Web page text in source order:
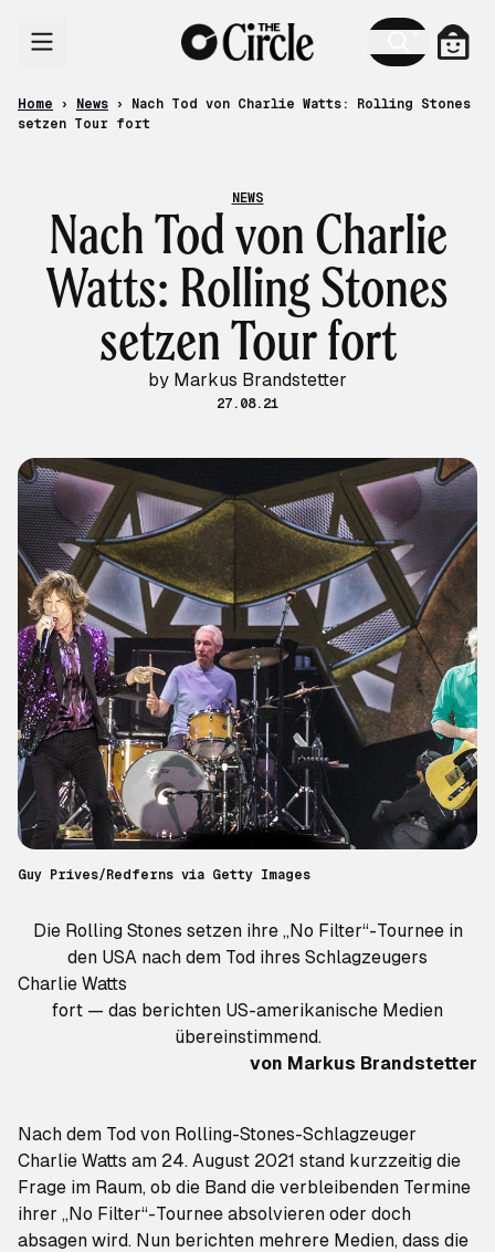
Cart
Home › News ›
Nach Tod von Charlie Watts: Rolling Stones
setzen Tour fort
NEWS
Nach Tod von Charlie
Watts: Rolling Stones
setzen Tour fort
by Markus Brandstetter
27.08.21
Guy Prives/Redferns via Getty Images
Die Rolling Stones setzen ihre „No Filter“-Tournee in
den USA nach dem Tod ihres Schlagzeugers
Charlie Watts
fort — das berichten US-amerikanische Medien
übereinstimmend.
von Markus Brandstetter
Nach dem Tod von Rolling-Stones-Schlagzeuger
Charlie Watts am 24. August 2021 stand kurzzeitig die
Frage im Raum, ob die Band die verbleibenden Termine
ihrer „No Filter“-Tournee absolvieren oder doch
absagen wird. Nun berichten mehrere Medien, dass die